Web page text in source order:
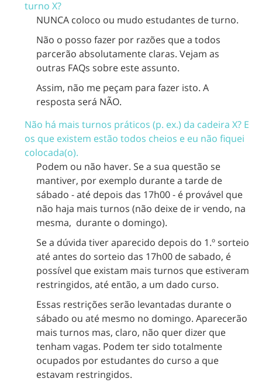
turno X?
NUNCA coloco ou mudo estudantes de turno.
Não o posso fazer por razões que a todos
parcerão absolutamente claras. Vejam as
outras FAQs sobre este assunto.
Assim, não me peçam para fazer isto. A
resposta será NÃO.
Não há mais turnos práticos (p. ex.) da cadeira X? E
os que existem estão todos cheios e eu não fiquei
colocada(o).
Podem ou não haver. Se a sua questão se
mantiver, por exemplo durante a tarde de
sábado - até depois das 17h00 - é provável que
não haja mais turnos (não deixe de ir vendo, na
mesma, durante o domingo).
Se a dúvida tiver aparecido depois do 1.º sorteio
até antes do sorteio das 17h00 de sabado, é
possível que existam mais turnos que estiveram
restringidos, até então, a um dado curso.
Essas restrições serão levantadas durante o
sábado ou até mesmo no domingo. Aparecerão
mais turnos mas, claro, não quer dizer que
tenham vagas. Podem ter sido totalmente
ocupados por estudantes do curso a que
estavam restringidos.